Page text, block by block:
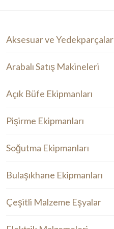
Aksesuar ve Yedekparçalar
Arabalı Satış Makineleri
Açık Büfe Ekipmanları
Pişirme Ekipmanları
Soğutma Ekipmanları
Bulaşıkhane Ekipmanları
Çeşitli Malzeme Eşyalar